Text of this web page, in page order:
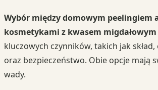
Wybór między domowym peelingiem
kosmetykami z kwasem migdałowym
kluczowych czynników, takich jak
oraz bezpieczeństwo. Obie opcje mają
wady.